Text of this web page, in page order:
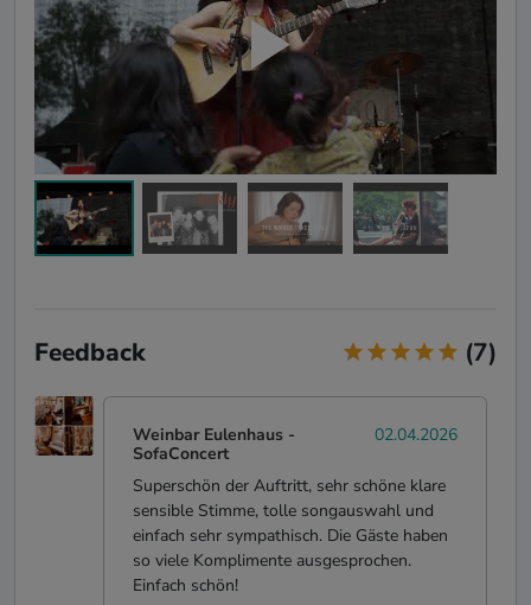
Feedback (7)
Weinbar Eulenhaus -
SofaConcert
02.04.2026
Superschön der Auftritt, sehr schöne klare
sensible Stimme, tolle songauswahl und
einfach sehr sympathisch. Die Gäste haben
so viele Komplimente ausgesprochen.
Einfach schön!